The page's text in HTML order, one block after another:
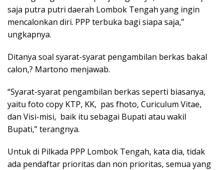
saja putra putri daerah Lombok Tengah yang ingin
mencalonkan diri. PPP terbuka bagi siapa saja,”
ungkapnya.
Ditanya soal syarat-syarat pengambilan berkas bakal
calon,? Martono menjawab.
“Syarat-syarat pengambilan berkas seperti biasanya,
yaitu foto copy KTP, KK, pas fhoto, Curiculum Vitae,
dan Visi-misi, baik itu sebagai Bupati atau wakil
Bupati,” terangnya.
Untuk di Pilkada PPP Lombok Tengah, kata dia, tidak
ada pendaftar prioritas dan non prioritas, semua yang